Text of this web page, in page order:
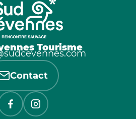
Tourisme
Contact